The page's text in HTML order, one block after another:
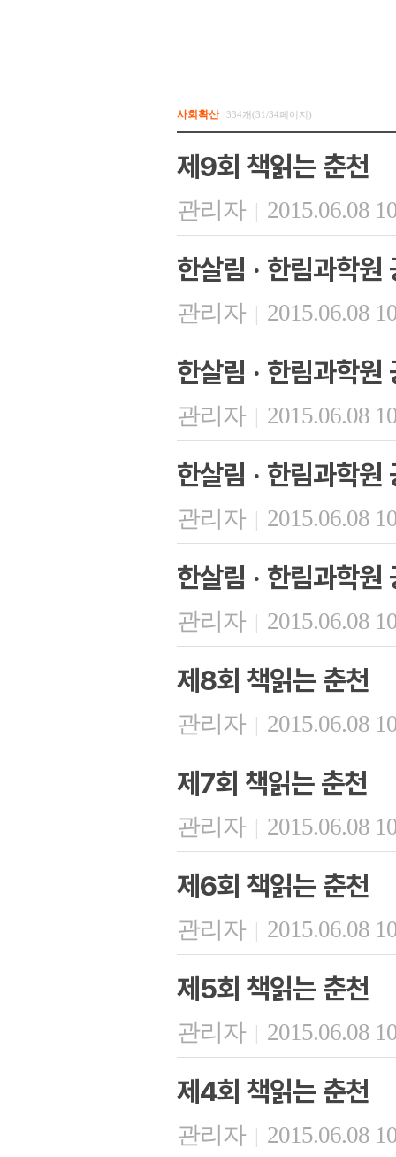
사회확산 334개(31/34페이지)
제9회 책읽는 춘천
관리자 | 2015.06.08
한살림 · 한림과학원
관리자 | 2015.06.08
한살림 · 한림과학원
관리자 | 2015.06.08
한살림 · 한림과학원
관리자 | 2015.06.08
한살림 · 한림과학원
관리자 | 2015.06.08
제8회 책읽는 춘천
관리자 | 2015.06.08
제7회 책읽는 춘천
관리자 | 2015.06.08
제6회 책읽는 춘천
관리자 | 2015.06.08
제5회 책읽는 춘천
관리자 | 2015.06.08
제4회 책읽는 춘천
관리자 | 2015.06.08